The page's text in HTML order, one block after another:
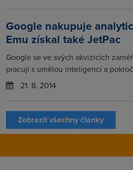
Google nakupuje
Emu získal také JetPac
Google se ve svých akvizicích
pracují s umělou inteligencí a
21. 8. 2014
Zobrazit všechny články